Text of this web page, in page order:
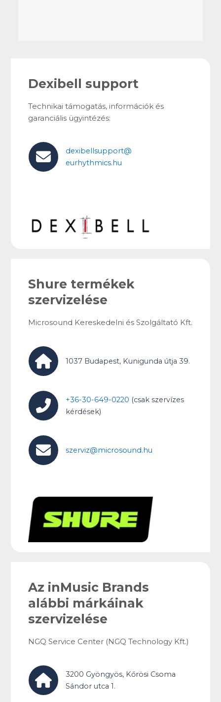
Dexibell support
Technikai támogatás, információk és
garanciális ügyintézés:
dexibellsupport@
eurhythmics.hu
Shure termékek
szervizelése
Microsound Kereskedelni és Szolgáltató Kft.
1037 Budapest, Kunigunda útja 39.
+36-30-649-0220 (csak szervízes
kérdések)
szerviz@microsound.hu
Az inMusic Brands
alábbi márkáinak
szervizelése
NGQ Service Center (NGQ Technology Kft.)
3200 Gyöngyös, Kőrösi Csoma
Sándor utca 1.